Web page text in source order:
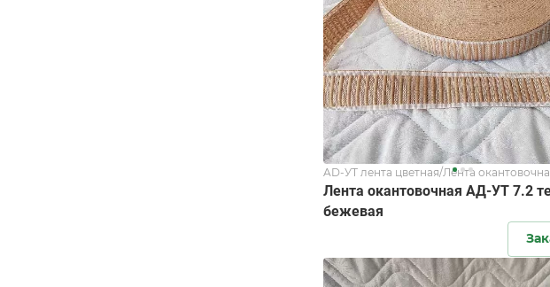
AD-УТ лента цветная/Лента
Лента окантовочная АД-УТ 7.2
бежевая